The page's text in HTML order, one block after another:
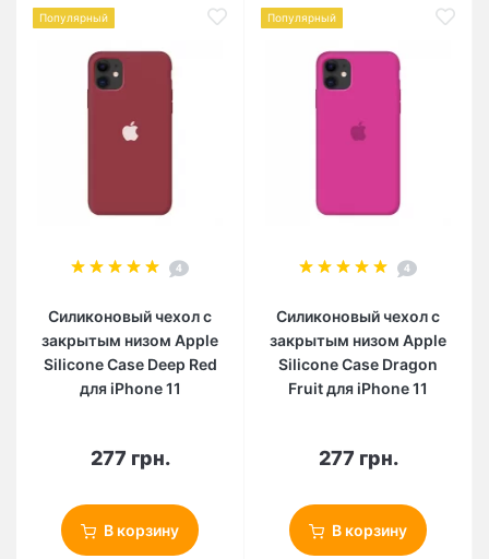
Популярный
4
Силиконовый чехол c
закрытым низом Apple
Silicone Case Deep Red
для iPhone 11
277 грн.
В корзину
Популярный
4
Силиконовый чехол c
закрытым низом Apple
Silicone Case Dragon
Fruit для iPhone 11
277 грн.
В корзину